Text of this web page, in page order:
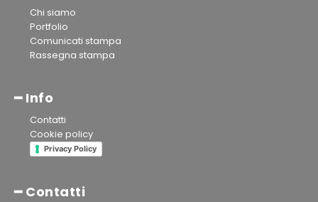
Chi siamo
Portfolio
Comunicati stampa
Rassegna stampa
━ Info
Contatti
Cookie policy
Privacy Policy
━ Contatti